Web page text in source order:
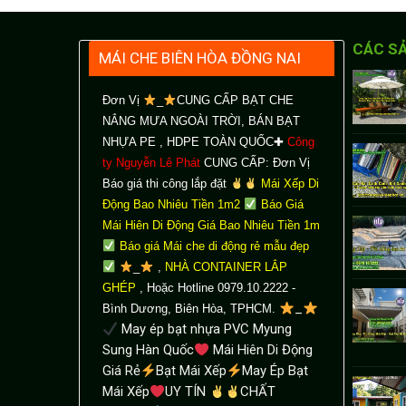
MÁI CHE BIÊN HÒA ĐỒNG NAI
Đơn Vị
CUNG CẤP BẠT CHE
NẮNG MƯA NGOÀI TRỜI , BÁN BẠT
NHỰA PE , HDPE TOÀN QUỐC✚ Công
ty Nguyễn Lê Phát CUNG CẤP: Đơn Vị
Báo giá thi công lắp đặt
Mái Xếp Di
Động Bao Nhiêu Tiền 1m2
Báo Giá
Mái Hiên Di Động Giá Bao Nhiêu Tiền 1m
Báo giá Mái che di động rẻ mẫu đẹp
, NHÀ CONTAINER LẮP
GHÉP , Hoặc Hotline 0979.10.2222 -
Bình Dương, Biên Hòa, TPHCM.
May ép bạt nhựa PVC Myung
Sung Hàn Quốc
Mái Hiên Di Động
Giá Rẻ
Bạt Mái Xếp
May Ép Bạt
Mái Xếp
UY TÍN
CHẤT
CÁC